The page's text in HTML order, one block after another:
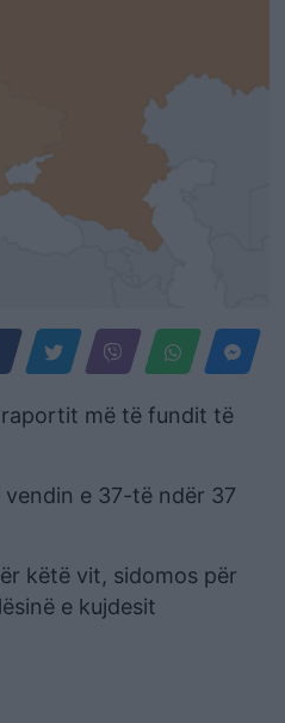
raportit më të fundit të
vendin e 37-të ndër 37
këtë vit, sidomos për
e kujdesit